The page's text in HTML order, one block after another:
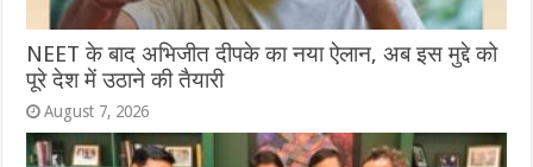
NEET के बाद अभिजीत दीपके का नया ऐलान, अब इस मुद्दे को
पूरे देश में उठाने की तैयारी
August 7, 2026